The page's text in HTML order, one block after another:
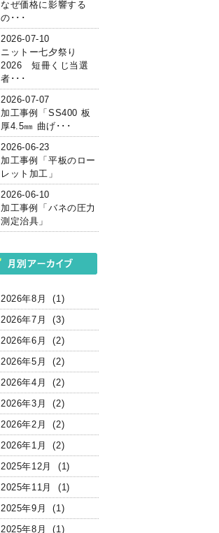
なぜ価格に影響する
の･･･
2026-07-10
ニットー七夕祭り
2026 短冊くじ当選
者･･･
2026-07-07
加工事例「SS400 板
厚4.5㎜ 曲げ･･･
2026-06-23
加工事例「平板のロー
レット加工」
2026-06-10
加工事例「バネの圧力
測定治具」
2026年8月 (1)
2026年7月 (3)
2026年6月 (2)
2026年5月 (2)
2026年4月 (2)
2026年3月 (2)
2026年2月 (2)
2026年1月 (2)
2025年12月 (1)
2025年11月 (1)
2025年9月 (1)
2025年8月 (1)